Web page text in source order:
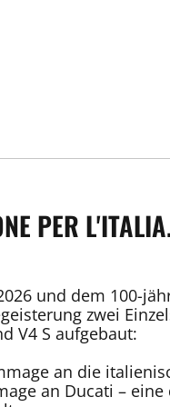
PER
und dem 100-
zwei
V4 S aufgebaut:
an die
an Ducati – eine